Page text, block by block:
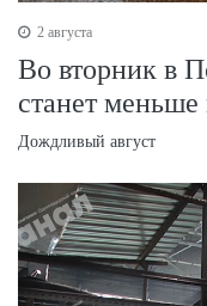
2 августа
Во вторник в
станет меньше
Дождливый август